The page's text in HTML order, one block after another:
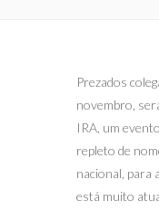
Prezados
novembro,
IRA, um
repleto de
nacional, para
está muito